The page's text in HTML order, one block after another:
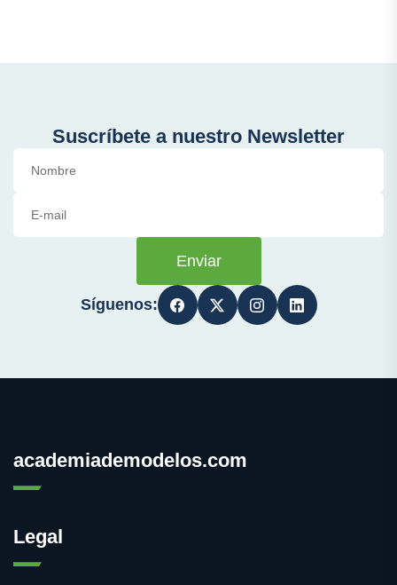
Suscríbete a nuestro Newsletter
Enviar
Síguenos:
academiademodelos.com
Legal